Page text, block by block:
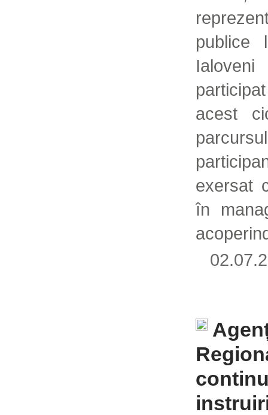
publice
acest
exersat
în